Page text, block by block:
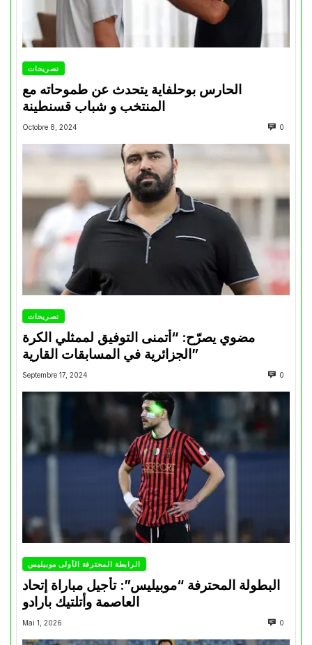
تصريحات
الحارس بوحلفاية يتحدث عن طموحاته مع
المنتخب و شباب قسنطينة
Octobre 8, 2024 0
تصريحات
مضوي يصرّح: “أتمنى التوفيق لممثلي الكرة
الجزائرية في المسابقات القارية”
Septembre 17, 2024 0
الرابطة المحترفة الأولى موبيليس
البطولة المحترفة “موبيليس”: تأجيل مباراة إتحاد
العاصمة وأتلتيك بارادو
Mai 1, 2026 0